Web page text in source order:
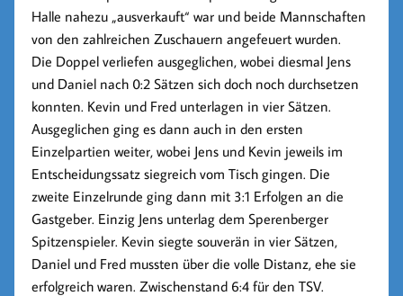
Halle nahezu „ausverkauft“ war und beide Mannschaften
von den zahlreichen Zuschauern angefeuert wurden.
Die Doppel verliefen ausgeglichen, wobei diesmal Jens
und Daniel nach 0:2 Sätzen sich doch noch durchsetzen
konnten. Kevin und Fred unterlagen in vier Sätzen.
Ausgeglichen ging es dann auch in den ersten
Einzelpartien weiter, wobei Jens und Kevin jeweils im
Entscheidungssatz siegreich vom Tisch gingen. Die
zweite Einzelrunde ging dann mit 3:1 Erfolgen an die
Gastgeber. Einzig Jens unterlag dem Sperenberger
Spitzenspieler. Kevin siegte souverän in vier Sätzen,
Daniel und Fred mussten über die volle Distanz, ehe sie
erfolgreich waren. Zwischenstand 6:4 für den TSV.